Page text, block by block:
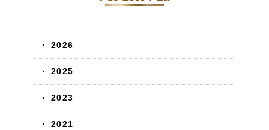
2026
2025
2023
2021